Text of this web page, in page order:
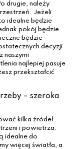
drugie, należy
Jeżeli
idealne będzie
pokój będzie
będzie
decyzji
naszymi
najlepiej pasuje
przekształcić
– szeroka
kilka źródeł
i powietrza.
idealne do
więcej światła, a